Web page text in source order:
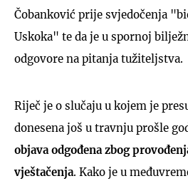
Čobanković prije svjedočenja
Uskoka" te da je u spornoj
odgovore na pitanja tužiteljstva.
Riječ je o slučaju u kojem je
donesena još u travnju prošle
objava odgođena zbog
vještačenja. Kako je u